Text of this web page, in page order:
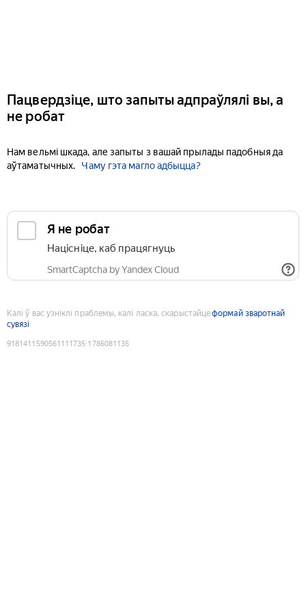
Пацвердзіце, што запыты адпраўлялі вы, а
не робат
Нам вельмі шкада, але запыты з вашай прылады падобныя да
аўтаматычных.
Чаму гэта магло адбыцца?
Я не робат
Націсніце, каб працягнуць
SmartCaptcha by Yandex Cloud
Калі ў вас узніклі праблемы, калі ласка, скарыстайцеформай зваротнай
сувязі
9181411590561111735:1786081135